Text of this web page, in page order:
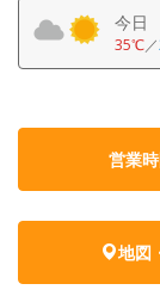
今日
35℃／
営業
地図